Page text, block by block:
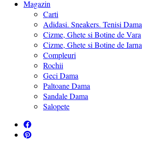
Magazin
Carti
Adidasi. Sneakers. Tenisi Dama
Cizme, Ghete si Botine de Vara
Cizme, Ghete si Botine de Iarna
Compleuri
Rochii
Geci Dama
Paltoane Dama
Sandale Dama
Salopete